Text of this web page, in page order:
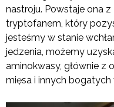
nastroju. Powstaje ona
tryptofanem, który
jesteśmy w stanie
jedzenia, możemy
aminokwasy, głównie z
mięsa i innych bogatych